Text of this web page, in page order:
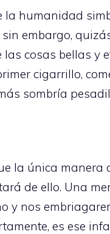
la humanidad
embargo,
cosas bellas y
cigarrillo,
sombría
la única
de ello. Una
y nos
es ese